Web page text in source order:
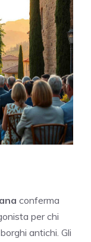
conferma
per chi
antichi. Gli